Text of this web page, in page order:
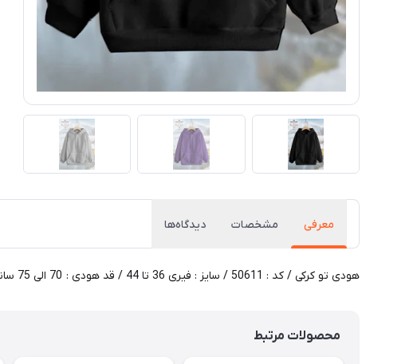
معرفی مشخصات دیدگاه‌ها
هودی تو کرکی / کد : 50611 / سایز : فیری 36 تا 44 / قد هودی : 70 الی 75 سانت / عرض سینه 100 الی 145 سانت / جنس : دورس داخل کرک / بسته بندی تک سلفون / کیفیت دوخت و تن خور عالی
محصولات مرتبط